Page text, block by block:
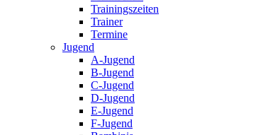
Trainingszeiten
Trainer
Termine
Jugend
A-Jugend
B-Jugend
C-Jugend
D-Jugend
E-Jugend
F-Jugend